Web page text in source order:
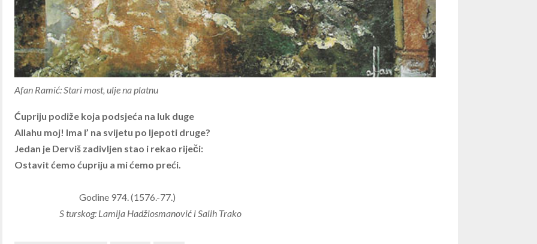
Afan Ramić: Stari most, ulje na platnu
Ćupriju podiže koja podsjeća na luk duge
Allahu moj! Ima l’ na svijetu po ljepoti druge?
Jedan je Derviš zadivljen stao i rekao riječi:
Ostavit ćemo ćupriju a mi ćemo preći.
Godine 974. (1576.-77.)
S turskog: Lamija Hadžiosmanović i Salih Trako